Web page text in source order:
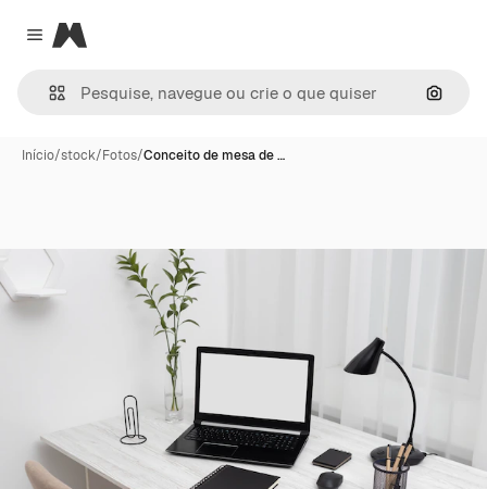
Close menu
Magnific
Início/stock/Fotos/Conceito de mesa de …